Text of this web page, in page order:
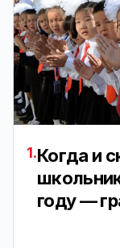
1.Когда и
году —